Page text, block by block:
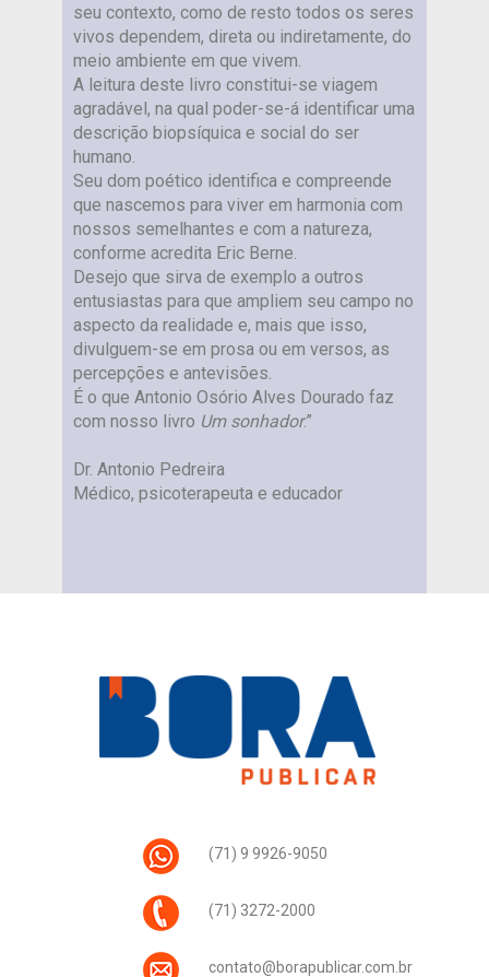
seu contexto, como de resto todos os seres
vivos dependem, direta ou indiretamente, do
meio ambiente em que vivem.
A leitura deste livro constitui-se viagem
agradável, na qual poder-se-á identificar uma
descrição biopsíquica e social do ser
humano.
Seu dom poético identifica e compreende
que nascemos para viver em harmonia com
nossos semelhantes e com a natureza,
conforme acredita Eric Berne.
Desejo que sirva de exemplo a outros
entusiastas para que ampliem seu campo no
aspecto da realidade e, mais que isso,
divulguem-se em prosa ou em versos, as
percepções e antevisões.
É o que Antonio Osório Alves Dourado faz
com nosso livro Um sonhador.”
Dr. Antonio Pedreira
Médico, psicoterapeuta e educador
(71) 9 9926-9050
(71) 3272-2000
contato@borapublicar.com.br